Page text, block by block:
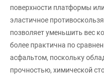
поверхности платформы
эластичное
позволяет уменьшить вес
более практична по
асфальтом, поскольку
прочностью, химической